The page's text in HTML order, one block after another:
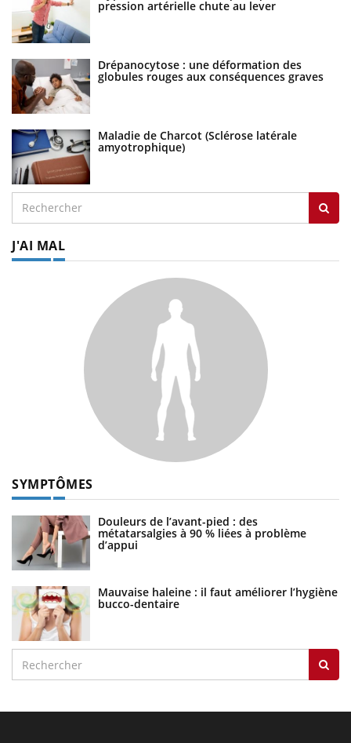
pression artérielle chute au lever
Drépanocytose : une déformation des
globules rouges aux conséquences graves
Maladie de Charcot (Sclérose latérale
amyotrophique)
J'AI MAL
SYMPTÔMES
Douleurs de l’avant-pied : des
métatarsalgies à 90 % liées à problème
d’appui
Mauvaise haleine : il faut améliorer l’hygiène
bucco-dentaire